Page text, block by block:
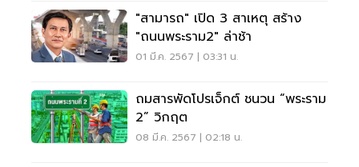
"สามารถ" เปิด 3 สาเหตุ สร้าง
"ถนนพระราม2" ล่าช้า
01 มี.ค. 2567 | 03:31 น.
ถมสารพัดโปรเจ็กต์ ชนวน “พระราม
2” วิกฤต
08 มี.ค. 2567 | 02:18 น.